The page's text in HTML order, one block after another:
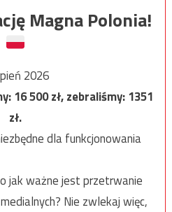
Magna Polonia!
2026
16 500zł, zebraliśmy:1351
zł.
dla funkcjonowania
jak ważne jest przetrwanie
Nie zwlekaj więc,